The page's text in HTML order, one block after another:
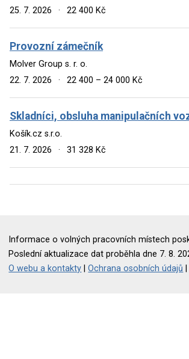
25. 7. 2026
· 22 400 Kč
Provozní zámečník
Molver Group s. r. o.
22. 7. 2026
· 22 400 – 24 000 Kč
Skladníci, obsluha manipulačních
Košík.cz s.r.o.
21. 7. 2026
· 31 328 Kč
Informace o volných pracovních místech
Poslední aktualizace dat proběhla dne 7. 8.
O webu a kontakty |Ochrana osobních údajů